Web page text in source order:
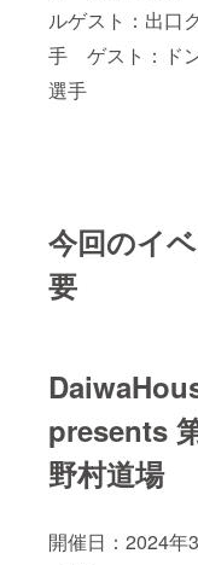
ルゲスト：出口
手 ゲスト：ド
選手
今回のイ
要
presents
野村道場
開催日：2024年